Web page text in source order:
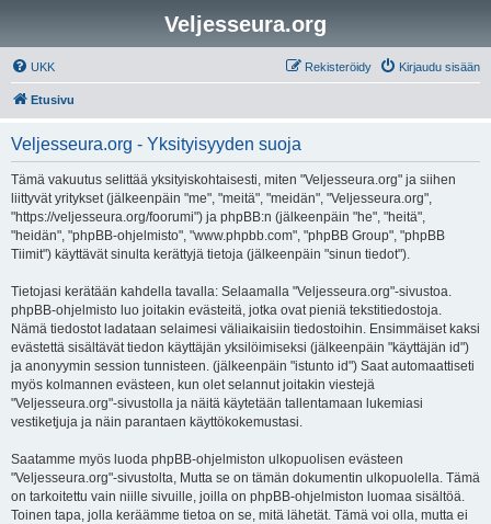
Veljesseura.org
UKK Kirjaudu sisään
Rekisteröidy
Etusivu
Veljesseura.org - Yksityisyyden suoja
Tämä vakuutus selittää yksityiskohtaisesti, miten "Veljesseura.org" ja siihen
liittyvät yritykset (jälkeenpäin "me", "meitä", "meidän", "Veljesseura.org",
"https://veljesseura.org/foorumi") ja phpBB:n (jälkeenpäin "he", "heitä",
"heidän", "phpBB-ohjelmisto", "www.phpbb.com", "phpBB Group", "phpBB
Tiimit") käyttävät sinulta kerättyjä tietoja (jälkeenpäin "sinun tiedot").
Tietojasi kerätään kahdella tavalla: Selaamalla "Veljesseura.org"-sivustoa.
phpBB-ohjelmisto luo joitakin evästeitä, jotka ovat pieniä tekstitiedostoja.
Nämä tiedostot ladataan selaimesi väliaikaisiin tiedostoihin. Ensimmäiset kaksi
evästettä sisältävät tiedon käyttäjän yksilöimiseksi (jälkeenpäin "käyttäjän id")
ja anonyymin session tunnisteen. (jälkeenpäin "istunto id") Saat automaattiseti
myös kolmannen evästeen, kun olet selannut joitakin viestejä
"Veljesseura.org"-sivustolla ja näitä käytetään tallentamaan lukemiasi
vestiketjuja ja näin parantaen käyttökokemustasi.
Saatamme myös luoda phpBB-ohjelmiston ulkopuolisen evästeen
"Veljesseura.org"-sivustolta, Mutta se on tämän dokumentin ulkopuolella. Tämä
on tarkoitettu vain niille sivuille, joilla on phpBB-ohjelmiston luomaa sisältöä.
Toinen tapa, jolla keräämme tietoa on se, mitä lähetät. Tämä voi olla, mutta ei